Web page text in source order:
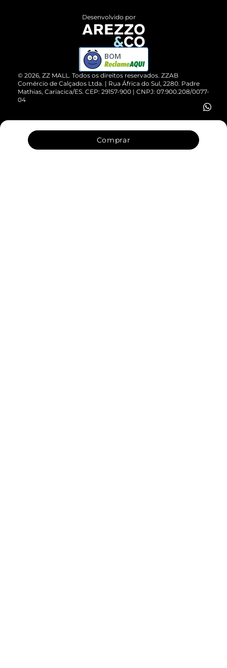
Comprar
ZZ MALL é confiável
Cartão Presente
Vendas Corporativas
Devolução do Produto
Compre pelo WhatsApp
© 2026, ZZ MALL. Todos os direitos reservados. ZZAB
Comércio de Calçados Ltda. | Rua África do Sul, 2280. Padre
Mathias, Cariacica/ES. CEP: 29157-900 | CNPJ: 07.900.208/0077-
04
Desenvolvido por
BOM